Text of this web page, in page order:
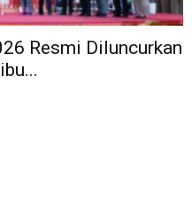
Resmi Diluncurkan